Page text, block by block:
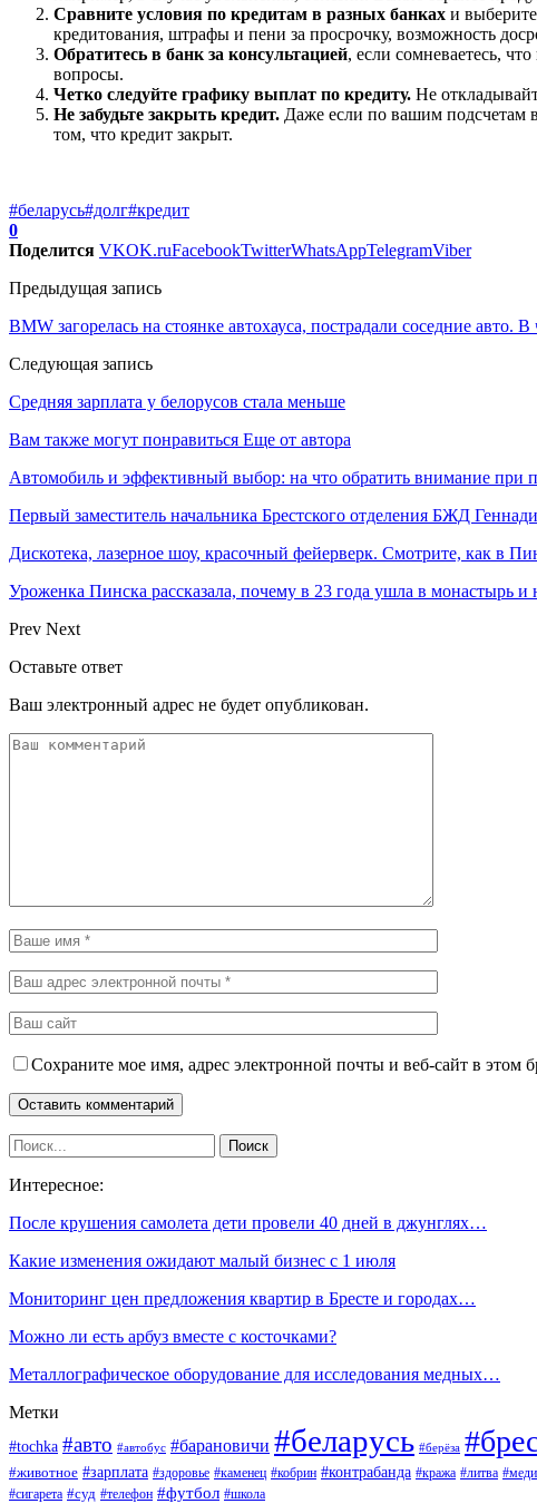
Сравните условия по кредитам в разных банках и
кредитования, штрафы и пени за просрочку, возможность
Обратитесь в банк за консультацией, если сомневаетесь,
вопросы.
Четко следуйте графику выплат по кредиту. Не
Не забудьте закрыть кредит. Даже если по вашим подсчетам
том, что кредит закрыт.
#беларусь#долг#кредит
0
Поделится VKOK.ruFacebookTwitterWhatsAppTelegramViber
Предыдущая запись
BMW загорелась на стоянке автохауса, пострадали соседние авто.
Следующая запись
Средняя зарплата у белорусов стала меньше
Вам также могут понравиться Еще от автора
Автомобиль и эффективный выбор: на что обратить внимание при
Первый заместитель начальника Брестского отделения БЖД
Дискотека, лазерное шоу, красочный фейерверк. Смотрите, как в
Уроженка Пинска рассказала, почему в 23 года ушла в монастырь и
Prev Next
Оставьте ответ
Ваш электронный адрес не будет опубликован.
Сохраните мое имя, адрес электронной почты и веб-сайт в этом
Интересное:
После крушения самолета дети провели 40 дней в джунглях…
Какие изменения ожидают малый бизнес с 1 июля
Мониторинг цен предложения квартир в Бресте и городах…
Можно ли есть арбуз вместе с косточками?
Металлографическое оборудование для исследования медных…
Метки
#tochka #авто #автобус #барановичи #беларусь #берёза
#животное #зарплата #здоровье #каменец #кобрин #контрабанда #кража #литва
#сигарета #суд #телефон #футбол #школа